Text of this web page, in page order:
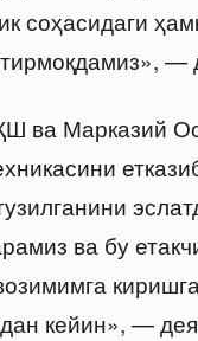
соҳасидаги
—
ва Марказий
ва бу
кейин», —